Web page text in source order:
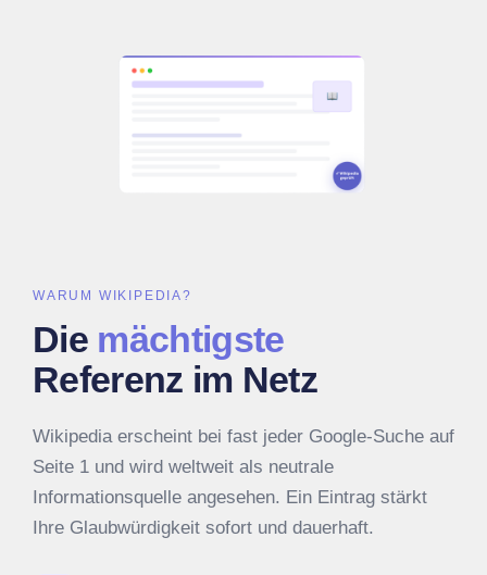
WARUM WIKIPEDIA?
Die mächtigste
Referenz im Netz
Wikipedia erscheint bei fast jeder Google-Suche auf
Seite 1 und wird weltweit als neutrale
Informationsquelle angesehen. Ein Eintrag stärkt
Ihre Glaubwürdigkeit sofort und dauerhaft.